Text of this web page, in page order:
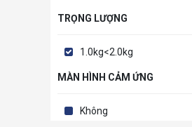
TRỌNG LƯỢNG
1.0kg<2.0kg
MÀN HÌNH CẢM ỨNG
Không